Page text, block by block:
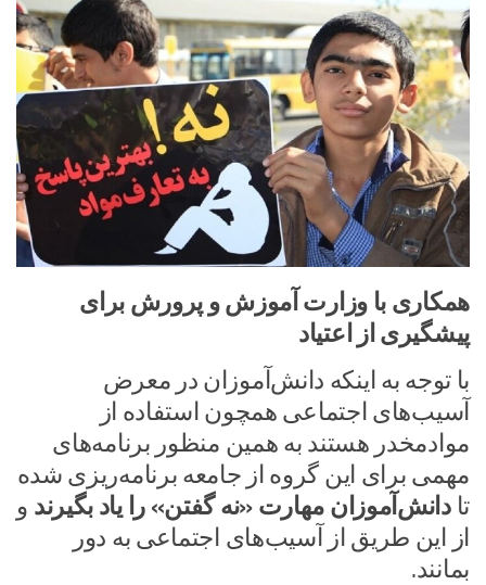
همکاری با وزارت آموزش و پرورش برای
پیشگیری از اعتیاد
با توجه به اینکه دانش‌آموزان در معرض
آسیب‌های اجتماعی همچون استفاده از
موادمخدر هستند به همین منظور برنامه‌های
مهمی برای این گروه از جامعه برنامه‌ریزی شده
تادانش‌آموزان مهارت «نه گفتن» را یاد بگیرند و
از این طریق از آسیب‌های اجتماعی به دور
بمانند.